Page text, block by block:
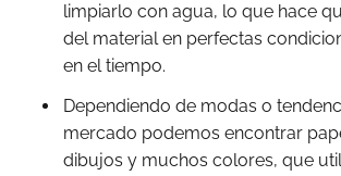
limpiarlo con agua, lo que hace
del material en perfectas
en el tiempo.
Dependiendo de modas o
mercado podemos encontrar
dibujos y muchos colores, que